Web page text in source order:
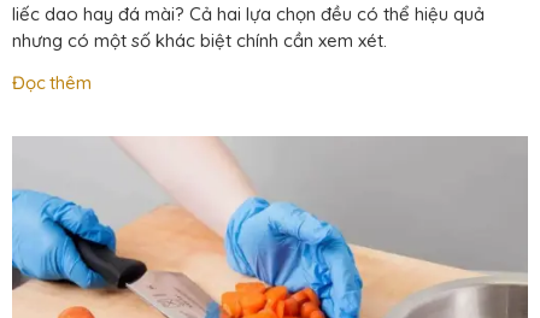
liếc dao hay đá mài? Cả hai lựa chọn đều có thể hiệu quả
nhưng có một số khác biệt chính cần xem xét.
Đọc thêm